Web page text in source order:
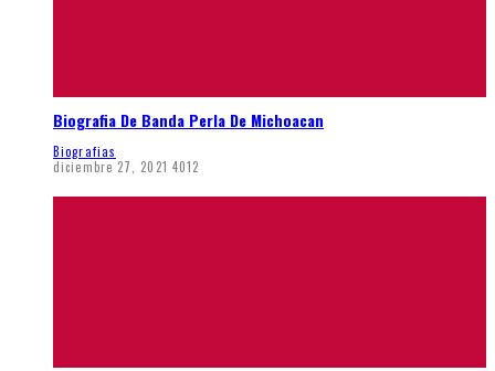
Biografia De Banda Perla De Michoacan
Biografias
diciembre 27, 2021 4012